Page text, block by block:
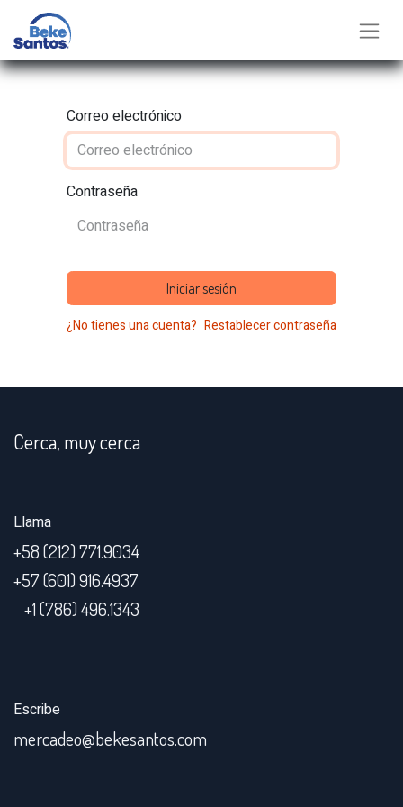
Correo electrónico
Contraseña
Iniciar sesión
¿No tienes una cuenta? Restablecer contraseña
Cerca, muy cerca
Llama
+58 (212) 771.9034
+57 (601) 916.4937
+1 (786) 496.1343
Escribe
mercadeo@bekesantos.com